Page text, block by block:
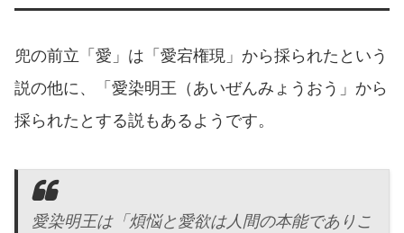
兜の前立「愛」は「愛宕権現」から採られたという
説の他に、「愛染明王（あいぜんみょうおう」から
採られたとする説もあるようです。
愛染明王は「煩悩と愛欲は人間の本能でありこ